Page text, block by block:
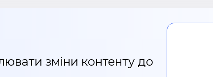
зміни контенту до